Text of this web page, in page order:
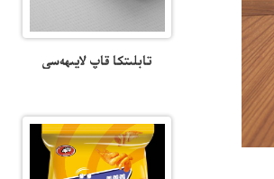
تابلىتكا قاپ لايىھەسى